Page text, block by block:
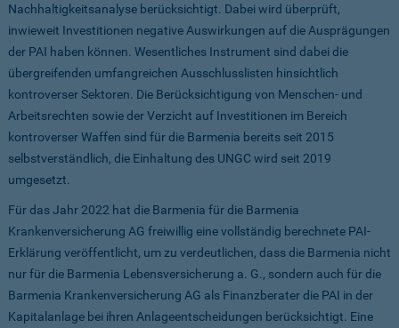
Nachhaltigkeitsanalyse berücksichtigt. Dabei wird überprüft,
inwieweit Investitionen negative Auswirkungen auf die Ausprägungen
der PAI haben können. Wesentliches Instrument sind dabei die
übergreifenden umfangreichen Ausschlusslisten hinsichtlich
kontroverser Sektoren. Die Berücksichtigung von Menschen- und
Arbeitsrechten sowie der Verzicht auf Investitionen im Bereich
kontroverser Waffen sind für die Barmenia bereits seit 2015
selbstverständlich, die Einhaltung des UNGC wird seit 2019
umgesetzt.
Für das Jahr 2022 hat die Barmenia für die Barmenia
Krankenversicherung AG freiwillig eine vollständig berechnete PAI-
Erklärung veröffentlicht, um zu verdeutlichen, dass die Barmenia nicht
nur für die Barmenia Lebensversicherung a. G., sondern auch für die
Barmenia Krankenversicherung AG als Finanzberater die PAI in der
Kapitalanlage bei ihren Anlageentscheidungen berücksichtigt. Eine